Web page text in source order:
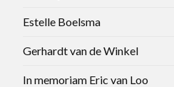
Estelle Boelsma
Gerhardt van de Winkel
In memoriam Eric van Loo